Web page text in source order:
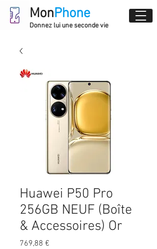
MonPhone
Donnez lui une seconde vie
Huawei P50 Pro
256GB NEUF (Boîte
& Accessoires) Or
769,88 €